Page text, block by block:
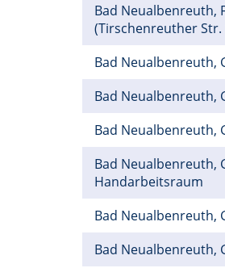
Bad Neualbenreuth,
(Tirschenreuther Str.
Bad Neualbenreuth,
Bad Neualbenreuth,
Bad Neualbenreuth,
Bad Neualbenreuth,
Handarbeitsraum
Bad Neualbenreuth,
Bad Neualbenreuth,